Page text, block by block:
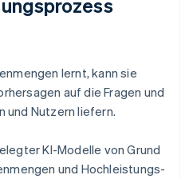
lernt, kann sie
auf die Fragen und
und Nutzern liefern.
KI-Modelle von Grund
und Hochleistungs-